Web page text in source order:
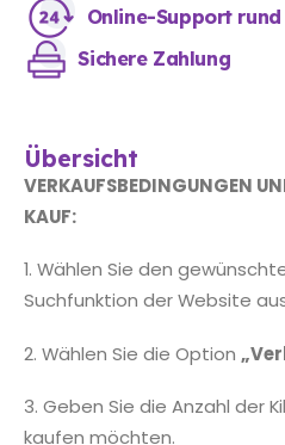
Online-Support
Sichere Zahlung
Übersicht
VERKAUFSBEDINGUNGEN
KAUF:
1. Wählen Sie den
Suchfunktion der Website
2. Wählen Sie die Option
3. Geben Sie die Anzahl der
kaufen möchten.